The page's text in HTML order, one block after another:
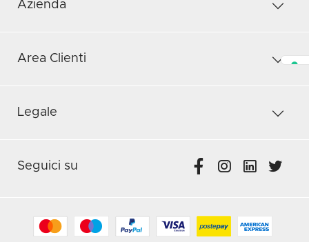
Azienda
Area Clienti
Legale
Seguici su